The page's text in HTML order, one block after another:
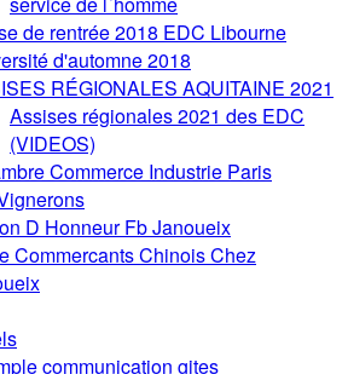
de rentrée 2018 EDC Libourne
d'automne 2018
RÉGIONALES AQUITAINE 2021
Assises régionales 2021 des EDC
(VIDEOS)
Commerce Industrie Paris
D Honneur Fb Janoueix
Commercants Chinois Chez
communication gites